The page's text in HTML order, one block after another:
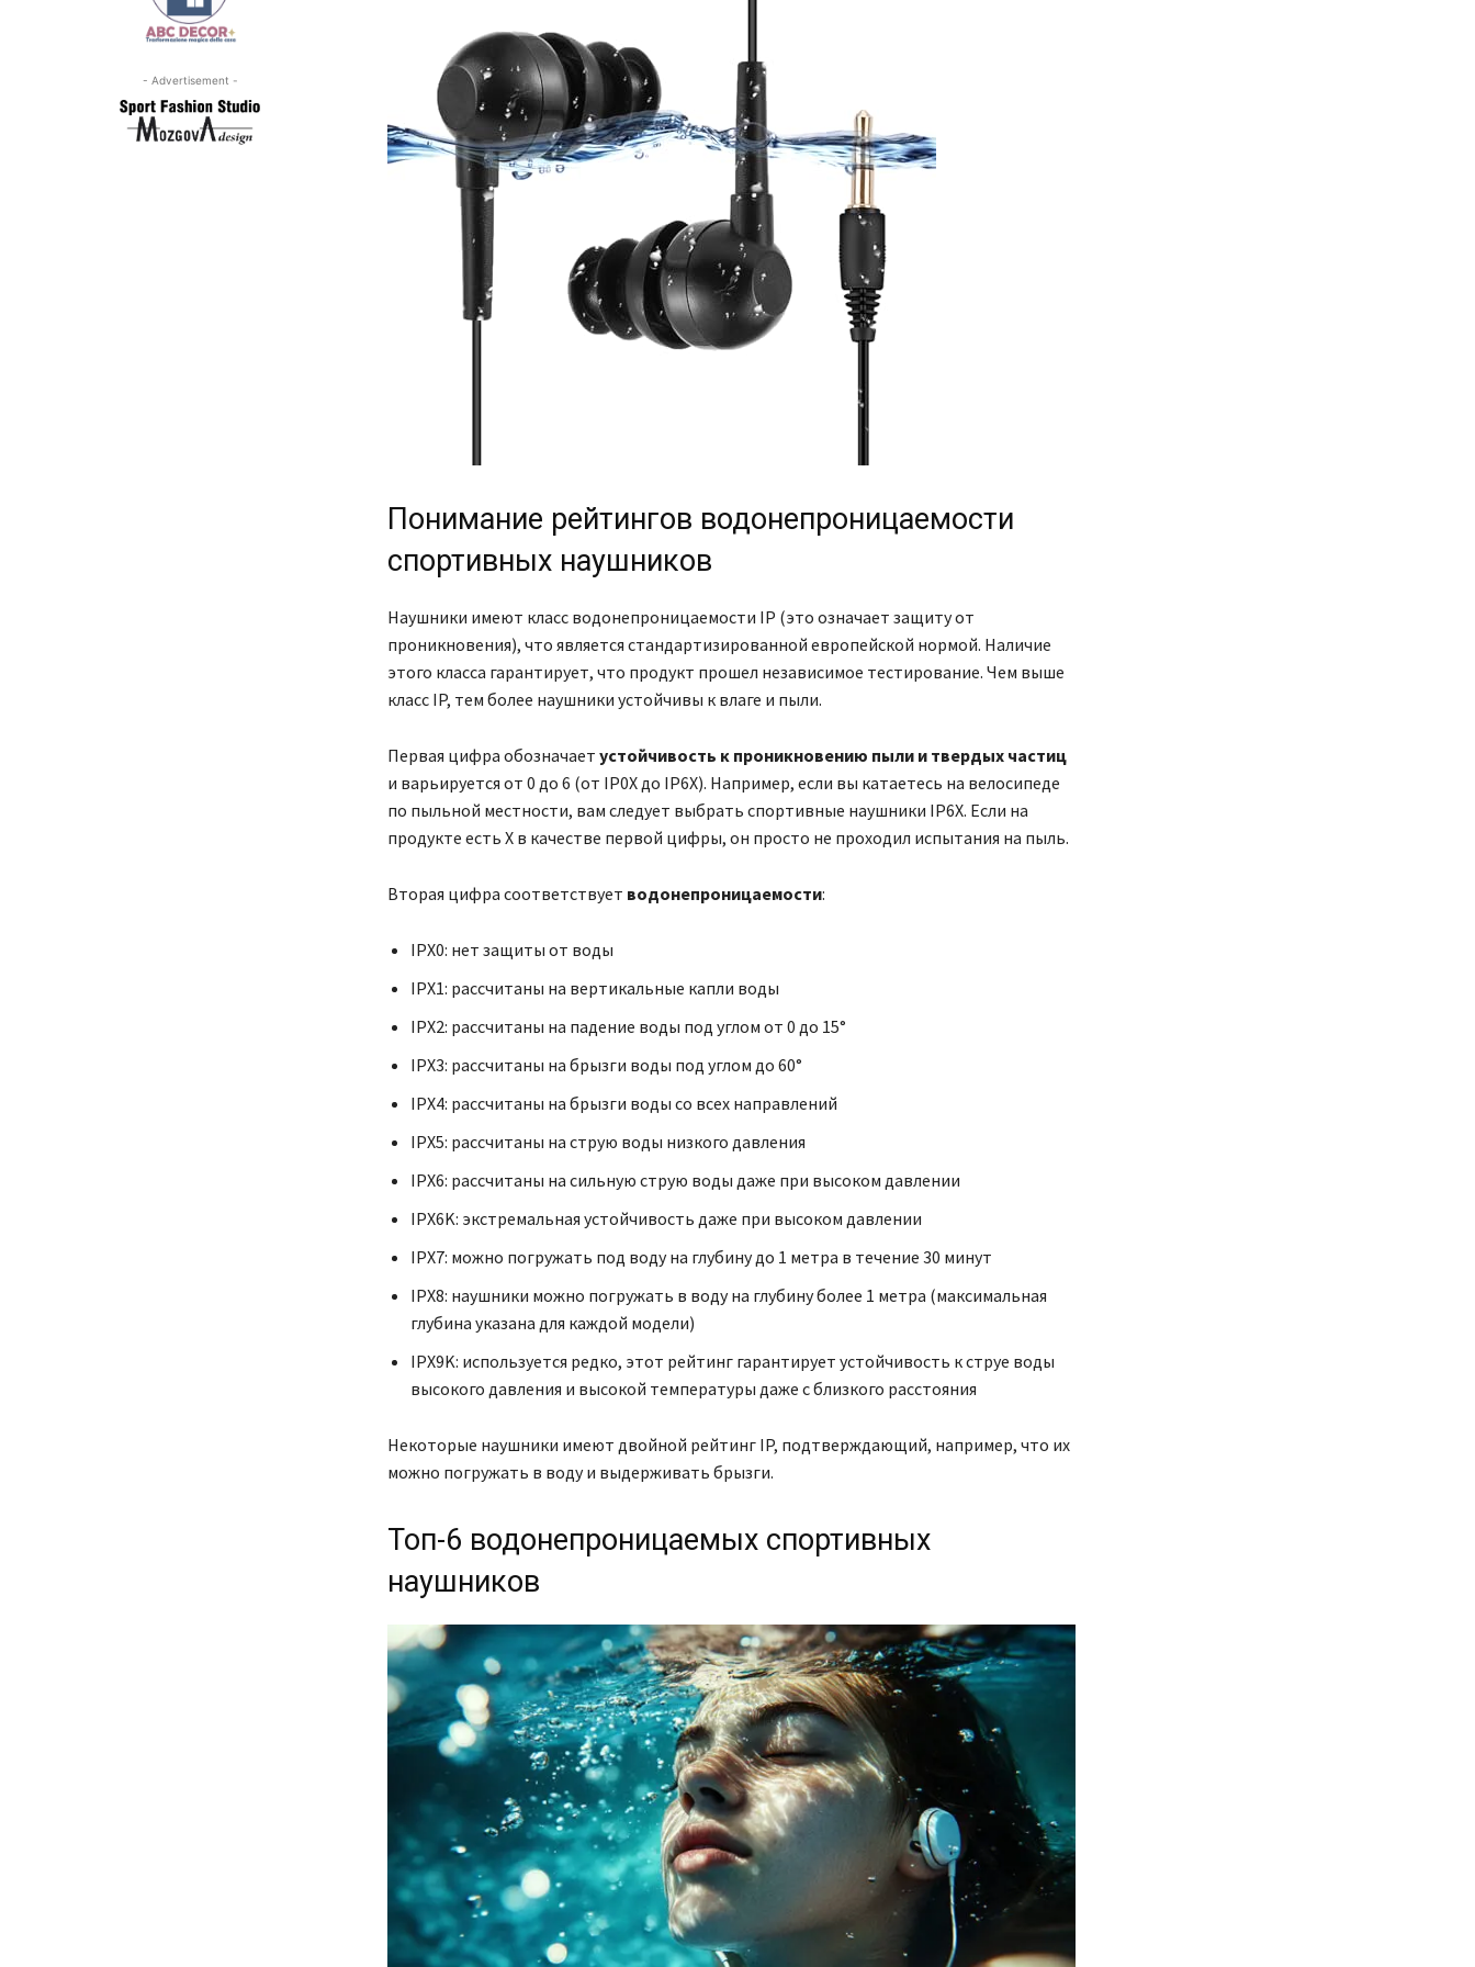
- Advertisement -
Понимание рейтингов водонепроницаемости
спортивных наушников
Наушники имеют класс водонепроницаемости IP (это означает защиту от
проникновения), что является стандартизированной европейской нормой. Наличие
этого класса гарантирует, что продукт прошел независимое тестирование. Чем выше
класс IP, тем более наушники устойчивы к влаге и пыли.
Первая цифра обозначает устойчивость к проникновению пыли и твердых частиц
и варьируется от 0 до 6 (от IP0X до IP6X). Например, если вы катаетесь на велосипеде
по пыльной местности, вам следует выбрать спортивные наушники IP6X. Если на
продукте есть X в качестве первой цифры, он просто не проходил испытания на пыль.
Вторая цифра соответствует водонепроницаемости:
IPX0: нет защиты от воды
IPX1: рассчитаны на вертикальные капли воды
IPX2: рассчитаны на падение воды под углом от 0 до 15°
IPX3: рассчитаны на брызги воды под углом до 60°
IPX4: рассчитаны на брызги воды со всех направлений
IPX5: рассчитаны на струю воды низкого давления
IPX6: рассчитаны на сильную струю воды даже при высоком давлении
IPX6K: экстремальная устойчивость даже при высоком давлении
IPX7: можно погружать под воду на глубину до 1 метра в течение 30 минут
IPX8: наушники можно погружать в воду на глубину более 1 метра (максимальная
глубина указана для каждой модели)
IPX9K: используется редко, этот рейтинг гарантирует устойчивость к струе воды
высокого давления и высокой температуры даже с близкого расстояния
Некоторые наушники имеют двойной рейтинг IP, подтверждающий, например, что их
можно погружать в воду и выдерживать брызги.
Топ-6 водонепроницаемых спортивных
наушников